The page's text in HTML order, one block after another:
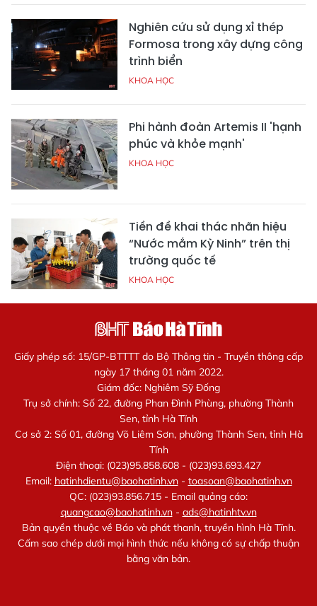
Nghiên cứu sử dụng xỉ thép
Formosa trong xây dựng công
trình biển
KHOA HỌC
Phi hành đoàn Artemis II 'hạnh
phúc và khỏe mạnh'
KHOA HỌC
Tiền đề khai thác nhãn hiệu
“Nước mắm Kỳ Ninh” trên thị
trường quốc tế
KHOA HỌC
Giấy phép số: 15/GP-BTTTT do Bộ Thông tin - Truyền thông cấp
ngày 17 tháng 01 năm 2022.
Giám đốc: Nghiêm Sỹ Đống
Trụ sở chính: Số 22, đường Phan Đình Phùng, phường Thành
Sen, tỉnh Hà Tĩnh
Cơ sở 2: Số 01, đường Võ Liêm Sơn, phường Thành Sen, tỉnh Hà
Tĩnh
Điện thoại: (023)95.858.608 - (023)93.693.427
Email: hatinhdientu@baohatinh.vn- toasoan@baohatinh.vn
QC: (023)93.856.715 - Email quảng cáo:
quangcao@baohatinh.vn- ads@hatinhtv.vn
Bản quyền thuộc về Báo và phát thanh, truyền hình Hà Tĩnh.
Cấm sao chép dưới mọi hình thức nếu không có sự chấp thuận
bằng văn bản.